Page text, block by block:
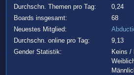
Durchschn. Themen pro Tag:
0,24
Boards insgesamt:
68
Neuestes Mitglied:
Durchschn. online pro Tag:
9,13
Gender Statistik:
Keins /